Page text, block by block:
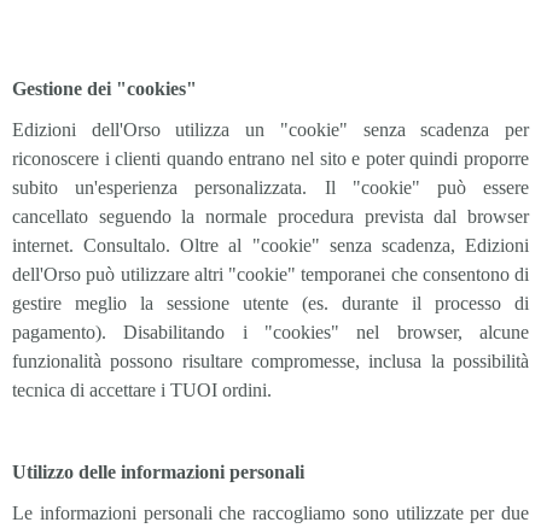
Gestione dei "cookies"
Edizioni dell'Orso utilizza un "cookie" senza scadenza per
riconoscere i clienti quando entrano nel sito e poter quindi proporre
subito un'esperienza personalizzata. Il "cookie" può essere
cancellato seguendo la normale procedura prevista dal browser
internet. Consultalo. Oltre al "cookie" senza scadenza, Edizioni
dell'Orso può utilizzare altri "cookie" temporanei che consentono di
gestire meglio la sessione utente (es. durante il processo di
pagamento). Disabilitando i "cookies" nel browser, alcune
funzionalità possono risultare compromesse, inclusa la possibilità
tecnica di accettare i TUOI ordini.
Utilizzo delle informazioni personali
Le informazioni personali che raccogliamo sono utilizzate per due